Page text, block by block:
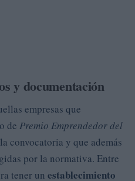
y documentación
empresas que
de Premio Emprendedor del
convocatoria y que además
por la normativa. Entre
tener un establecimiento